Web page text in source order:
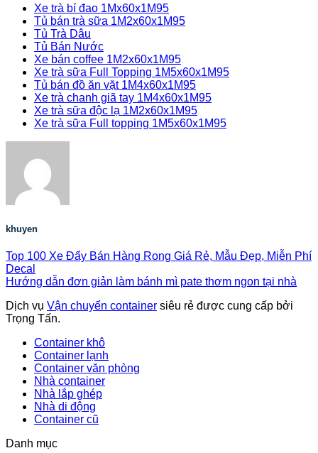
Xe trà bí đao 1Mx60x1M95
Tủ bán trà sữa 1M2x60x1M95
Tủ Trà Dâu
Tủ Bán Nước
Xe bán coffee 1M2x60x1M95
Xe trà sữa Full Topping 1M5x60x1M95
Tủ bán đồ ăn vặt 1M4x60x1M95
Xe trà chanh giã tay 1M4x60x1M95
Xe trà sữa độc lạ 1M2x60x1M95
Xe trà sữa Full topping 1M5x60x1M95
khuyen
Top 100 Xe Đẩy Bán Hàng Rong Giá Rẻ, Mẫu Đẹp, Miễn Phí
Decal
Hướng dẫn đơn giản làm bánh mì pate thơm ngon tại nhà
Dịch vụ Vận chuyển container siêu rẻ được cung cấp bởi
Trọng Tấn.
Container khô
Container lạnh
Container văn phòng
Nhà container
Nhà lắp ghép
Nhà di động
Container cũ
Danh mục